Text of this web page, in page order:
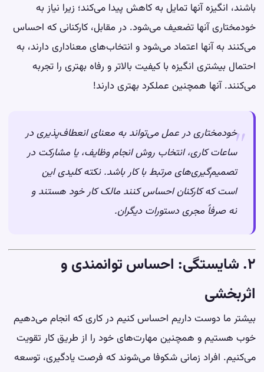
باشند، انگیزه آنها تمایل به کاهش پیدا می‌کند؛ زیرا نیاز به
خودمختاری آنها تضعیف می‌شود. در مقابل، کارکنانی که احساس
می‌کنند به آنها اعتماد می‌شود و انتخاب‌های معناداری دارند، به
احتمال بیشتری انگیزه با کیفیت بالاتر و رفاه بهتری را تجربه
می‌کنند. آنها همچنین عملکرد بهتری دارند!
خودمختاری در عمل می‌تواند به معنای انعطاف‌پذیری در
ساعات کاری، انتخاب روش انجام وظایف، یا مشارکت در
تصمیم‌گیری‌های مرتبط با کار باشد. نکته کلیدی این
است که کارکنان احساس کنند مالک کار خود هستند و
نه صرفاً مجری دستورات دیگران.
۲. شایستگی: احساس توانمندی و
اثربخشی
بیشتر ما دوست داریم احساس کنیم در کاری که انجام می‌دهیم
خوب هستیم و همچنین مهارت‌های خود را از طریق کار تقویت
می‌کنیم. افراد زمانی شکوفا می‌شوند که فرصت یادگیری، توسعه